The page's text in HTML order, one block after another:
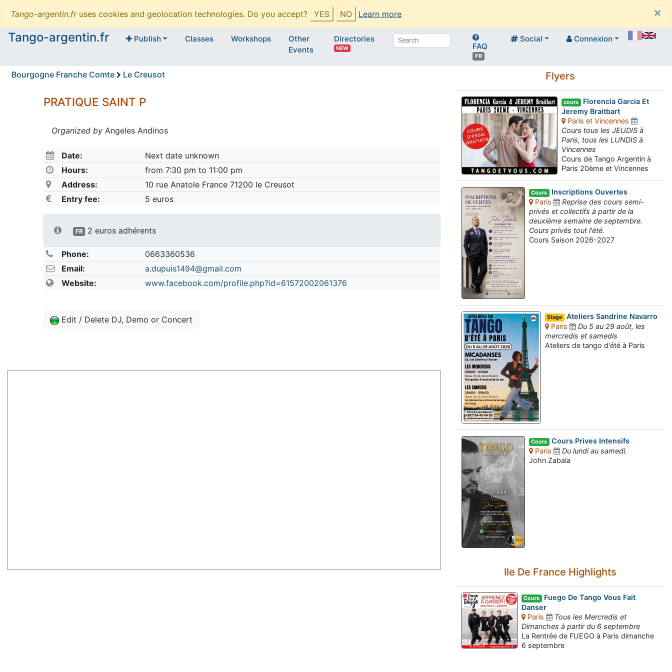
Tango-argentin.fruses cookies and geolocation technologies. Do you accept? YES NO Learn more
×
Tango-argentin.fr
Publish Classes Workshops
Other
Events
Directories
NEW FAQ
FR
Social Connexion
Bourgogne Franche Comte Le Creusot
PRATIQUE SAINT P
Organized by Angeles Andinos
Date:
Next date unknown
Hours:
from 7:30 pm to 11:00 pm
Address:
10 rue Anatole France 71200 le Creusot
Entry fee:
5 euros
FR 2 euros adhérents
Phone:
0663360536
Email:
a.dupuis1494@gmail.com
Website:
www.facebook.com/profile.php?id=61572002061376
Edit / Delete DJ, Demo or Concert
Flyers
cours Florencia Garcia Et
Jeremy Braitbart
Paris et Vincennes
Cours tous les JEUDIS à
Paris, tous les LUNDIS à
Vincennes
Cours de Tango Argentin à
Paris 20ème et Vincennes
Cours Inscriptions Ouvertes
Paris
Reprise des cours semi-
privés et collectifs à partir de la
deuxième semaine de septembre.
Cours privés tout l'été.
Cours Saison 2026-2027
Stage Ateliers Sandrine Navarro
Paris
Du 5 au 29 août, les
mercredis et samedis
Ateliers de tango d'été à Paris
Cours Cours Prives Intensifs
Paris
Du lundi au samedi.
John Zabala
Ile De France Highlights
Cours Fuego De Tango Vous Fait
Danser
Paris
Tous les Mercredis et
Dimanches à partir du 6 septembre
La Rentrée de FUEGO à Paris dimanche
6 septembre
Assistant tango-argentin.fr
Questions sur les milongas, cours et stages